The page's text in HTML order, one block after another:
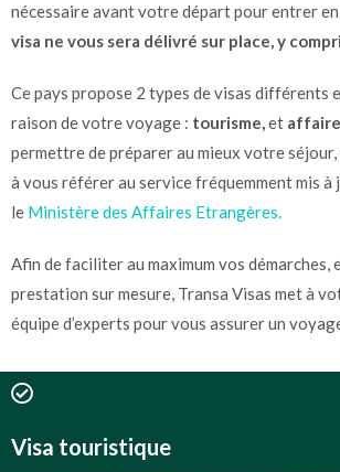
nécessaire avant votre départ pour entrer
visa ne vous sera délivré sur place, y
Ce pays propose 2 types de visas différents
raison de votre voyage : tourisme,et
permettre de préparer au mieux votre
à vous référer au service fréquemment mis à
le Ministère des Affaires Etrangères.
Afin de faciliter au maximum vos
prestation sur mesure, Transa Visas met à
équipe d’experts pour vous assurer un
Visa touristique